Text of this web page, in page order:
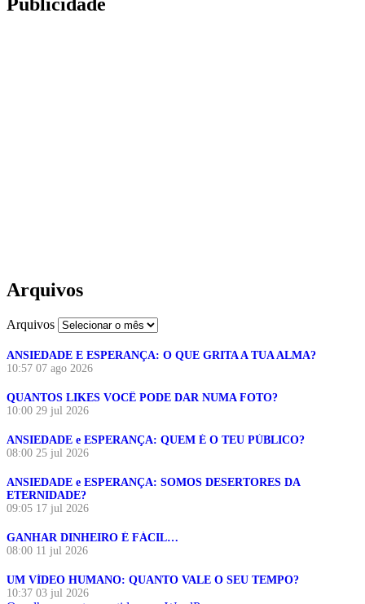
Publicidade
Arquivos
Arquivos
ANSIEDADE E ESPERANÇA: O QUE GRITA A TUA ALMA?
10:57 07 ago 2026
QUANTOS LIKES VOCÊ PODE DAR NUMA FOTO?
10:00 29 jul 2026
ANSIEDADE e ESPERANÇA: QUEM É O TEU PÚBLICO?
08:00 25 jul 2026
ANSIEDADE e ESPERANÇA: SOMOS DESERTORES DA
ETERNIDADE?
09:05 17 jul 2026
GANHAR DINHEIRO É FÁCIL…
08:00 11 jul 2026
UM VÍDEO HUMANO: QUANTO VALE O SEU TEMPO?
10:37 03 jul 2026